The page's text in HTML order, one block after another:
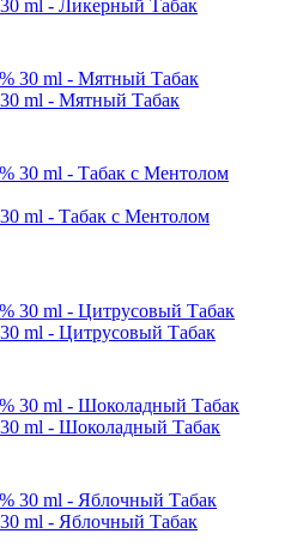
ml - Ликерный Табак
ml - Мятный Табак
ml - Табак с Ментолом
ml - Цитрусовый Табак
ml - Шоколадный Табак
ml - Яблочный Табак